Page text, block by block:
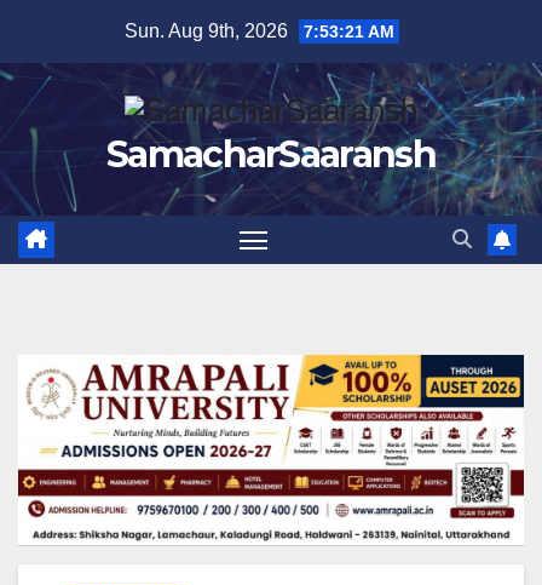
content
Sun. Aug 9th, 2026 7:53:22 AM
SamacharSaaransh